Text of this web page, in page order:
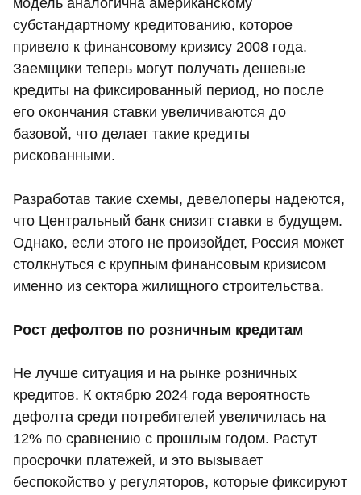
модель аналогична американскому
субстандартному кредитованию, которое
привело к финансовому кризису 2008 года.
Заемщики теперь могут получать дешевые
кредиты на фиксированный период, но после
его окончания ставки увеличиваются до
базовой, что делает такие кредиты
рискованными.
Разработав такие схемы, девелоперы надеются,
что Центральный банк снизит ставки в будущем.
Однако, если этого не произойдет, Россия может
столкнуться с крупным финансовым кризисом
именно из сектора жилищного строительства.
Рост дефолтов по розничным кредитам
Не лучше ситуация и на рынке розничных
кредитов. К октябрю 2024 года вероятность
дефолта среди потребителей увеличилась на
12% по сравнению с прошлым годом. Растут
просрочки платежей, и это вызывает
беспокойство у регуляторов, которые фиксируют